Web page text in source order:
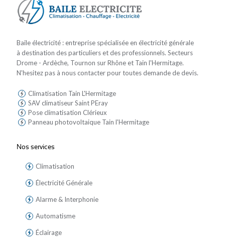
Baile électricité : entreprise spécialisée en électricité générale
à destination des particuliers et des professionnels. Secteurs
Drome - Ardèche, Tournon sur Rhône et Tain l'Hermitage.
N'hesitez pas à nous contacter pour toutes demande de devis.
Climatisation Tain L'Hermitage
SAV climatiseur Saint PEray
Pose climatisation Clérieux
Panneau photovoltaique Tain l'Hermitage
Nos services
Climatisation
Électricité Générale
Alarme & Interphonie
Automatisme
Éclairage